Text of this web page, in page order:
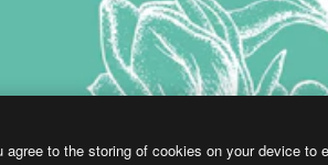
agree to the storing of cookies on your device to